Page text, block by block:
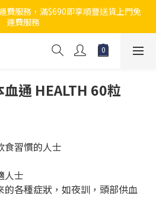
費服務，滿$690即享順豐送貨上門免
運費服務
通 HEALTH 60粒
食習慣的人士
人士
的各種症狀，如夜訓，頭部供血